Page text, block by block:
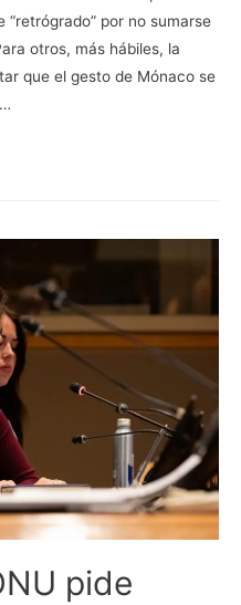
por no sumarse
otros, más hábiles, la
que el gesto de Mónaco se
pide